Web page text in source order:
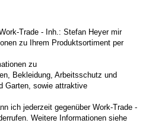
Trade - Inh.: Stefan Heyer mir
zu Ihrem Produktsortiment per
zu
Bekleidung, Arbeitsschutz und
Garten, sowie attraktive
ich jederzeit gegenüber Work-Trade -
Weitere Informationen siehe